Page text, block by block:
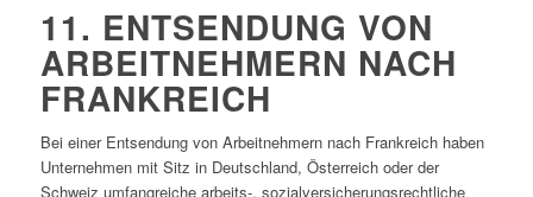
11. ENTSENDUNG VON
ARBEITNEHMERN NACH
FRANKREICH
Bei einer Entsendung von Arbeitnehmern nach Frankreich haben
Unternehmen mit Sitz in Deutschland, Österreich oder der
Schweiz umfangreiche arbeits-, sozialversicherungsrechtliche